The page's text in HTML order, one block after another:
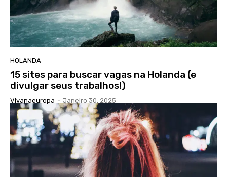
HOLANDA
15 sites para buscar vagas na Holanda (e
divulgar seus trabalhos!)
Vivanaeuropa - Janeiro 30, 2025